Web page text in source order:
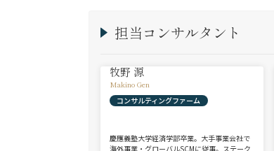
担当コンサルタント
牧野 源
Makino Gen
コンサルティングファーム
慶應義塾大学経済学部卒業。大手事業会社で
海外事業・グローバルSCMに従事。ステーク